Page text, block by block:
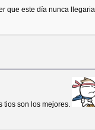
que este día nunca llegaria
tios son los mejores.